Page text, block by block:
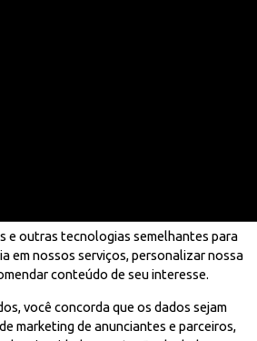
e outras tecnologias semelhantes para
em nossos serviços, personalizar nossa
conteúdo de seu interesse.
você concorda que os dados sejam
marketing de anunciantes e parceiros,